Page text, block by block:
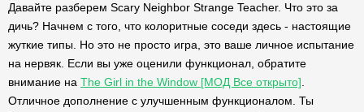
Давайте разберем Scary Neighbor Strange Teacher. Что это за
дичь? Начнем с того, что колоритные соседи здесь - настоящие
жуткие типы. Но это не просто игра, это ваше личное испытание
на нервяк. Если вы уже оценили функционал, обратите
внимание на The Girl in the Window [МОД Все открыто]
Отличное дополнение с улучшенным функционалом. Ты